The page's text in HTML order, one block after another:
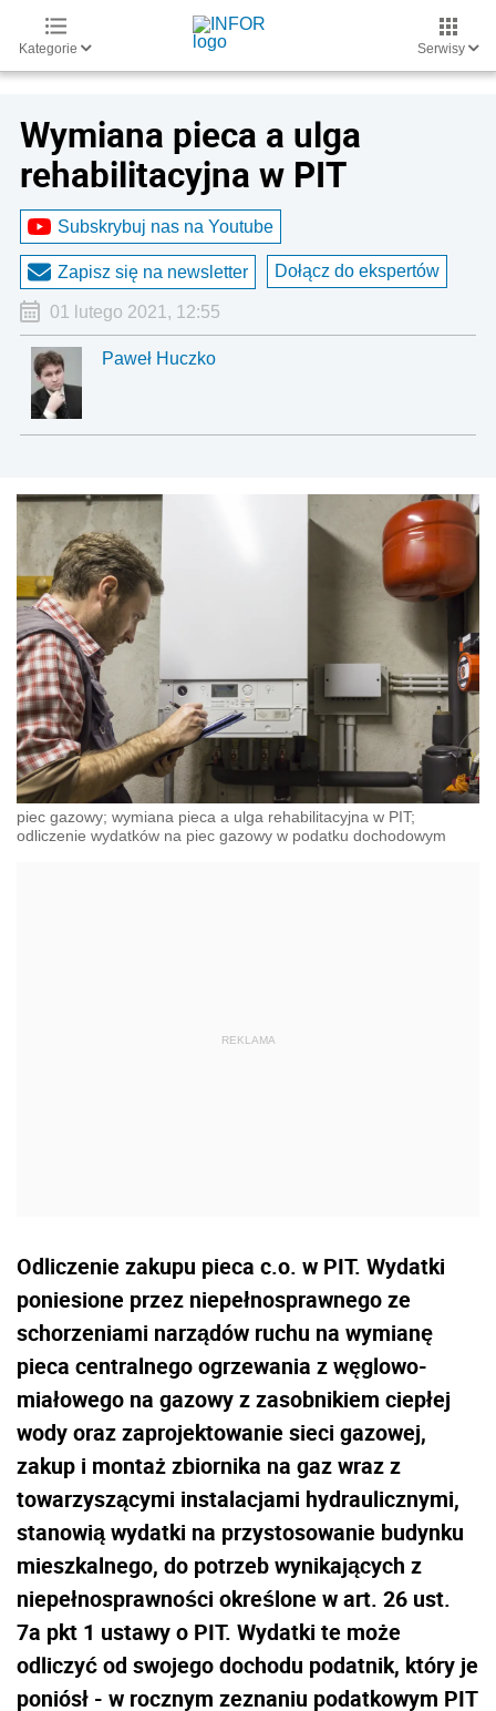
Kategorie Serwisy
Wymiana pieca a ulga
rehabilitacyjna w PIT
Subskrybuj nas na Youtube
Zapisz się na newsletter Dołącz do ekspertów
01 lutego 2021, 12:55
Paweł Huczko
piec gazowy; wymiana pieca a ulga rehabilitacyjna w PIT;
odliczenie wydatków na piec gazowy w podatku dochodowym
Odliczenie zakupu pieca c.o. w PIT. Wydatki
poniesione przez niepełnosprawnego ze
schorzeniami narządów ruchu na wymianę
pieca centralnego ogrzewania z węglowo-
miałowego na gazowy z zasobnikiem ciepłej
wody oraz zaprojektowanie sieci gazowej,
zakup i montaż zbiornika na gaz wraz z
towarzyszącymi instalacjami hydraulicznymi,
stanowią wydatki na przystosowanie budynku
mieszkalnego, do potrzeb wynikających z
niepełnosprawności określone w art. 26 ust.
7a pkt 1 ustawy o PIT. Wydatki te może
odliczyć od swojego dochodu podatnik, który je
poniósł - w rocznym zeznaniu podatkowym PIT